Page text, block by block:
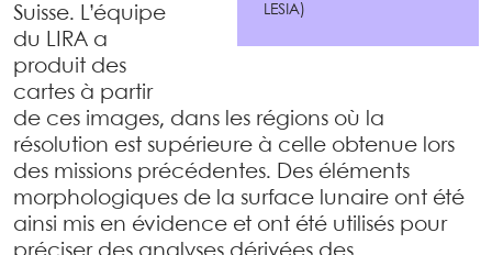
LESIA)
Suisse. L’équipe
du LIRA a
produit des
cartes à partir
de ces images, dans les régions où la
résolution est supérieure à celle obtenue lors
des missions précédentes. Des éléments
morphologiques de la surface lunaire ont été
ainsi mis en évidence et ont été utilisés pour